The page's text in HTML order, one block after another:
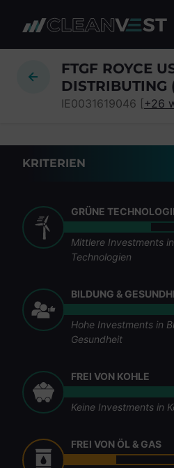
FTGF ROYCE
DISTRIBUTING
IE0031619046 [+26
KRITERIEN
GRÜNE
Mittlere Investments
Technologien
BILDUNG &
Hohe Investments in
Gesundheit
FREI VON KOHLE
Keine Investments in
FREI VON ÖL & GAS